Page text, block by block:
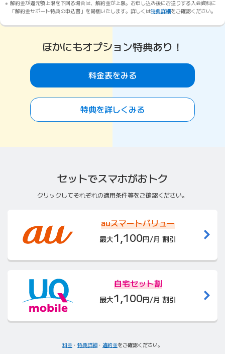
解約金が還元額上限を下回る場合は、解約金が上限。お申し込み後にお送りする入会資料に
「解約金サポート特典の申込書」を同梱いたします。詳しくは特典詳細をご確認ください。
ほかにもオプション特典あり！
料金表をみる
特典を詳しくみる
セットでスマホがおトク
クリックしてそれぞれの適用条件等をご確認ください。
auスマートバリュー
最大1,100円/月 割引
自宅セット割
最大1,100円/月 割引
料金 ・ 特典詳細 ・ 違約金をご確認ください。